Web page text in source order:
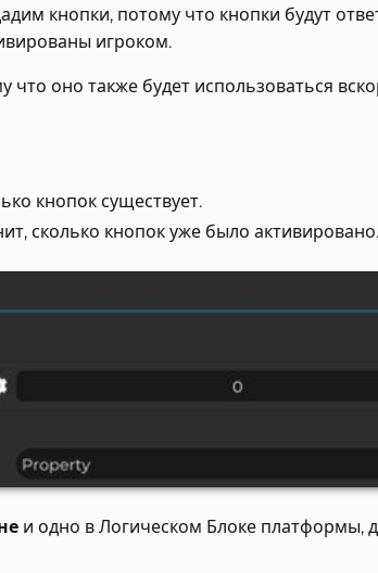
кнопки, потому что кнопки будут
игроком.
оно также будет использоваться
кнопок существует.
сколько кнопок уже было активировано.
и одно в Логическом Блоке платформы,